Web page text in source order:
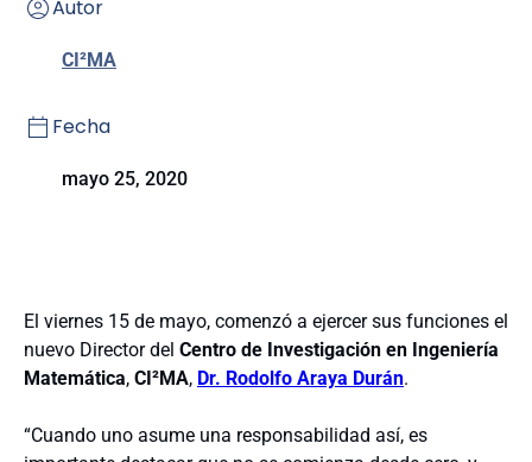
Autor
CI²MA
Fecha
mayo 25, 2020
El viernes 15 de mayo, comenzó a ejercer sus funciones el
nuevo Director del Centro de Investigación en Ingeniería
Matemática, CI²MA, Dr. Rodolfo Araya Durán.
“Cuando uno asume una responsabilidad así, es